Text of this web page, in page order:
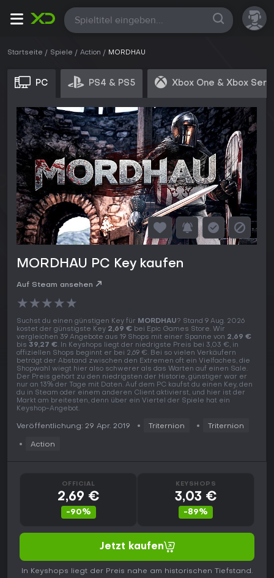
Alle
Startseite Spiele Action MORDHAU
PC PS4 & PS5 Xbox One & Xbox
MORDHAU PC Key kaufen
Auf Steam ansehen
★★★★★
Suchst du einen günstigen Key für MORDHAU? Stand 9 Aug. 2026
kostet der günstigste Key 2,69 € bei Epic Games Store. Wir
vergleichen 39 Angebote aus 19 Shops mit einer Spanne von 2,69 €
bis 39,27 €. In Keyshops liegt der niedrigste Preis bei 3,03 €, in
offiziellen Shops beginnt er bei 2,69 €. Bei so vielen Verkäufern
beträgt der Abstand zwischen den Extremen oft ein Vielfaches, die
Shopwahl wiegt hier also schwerer als das Warten auf einen Sale.
Der Preis gehört zu den niedrigsten der Historie, günstiger war er
nur an 13% der Tage mit Daten. Auf dem PC kaufst du einen Key, den
du in Steam oder einem anderen Client aktivierst, und hier ist der
Markt am breitesten, denn über ein Viertel der Spiele hat ein
Keyshop-Angebot.
Veröffentlichung: 29 Apr. 2019 Triternion Triternion
Action
OFFICIAL
2,69 €
-90%
KEYSHOPS
3,03 €
-89%
Jetzt kaufen
In Keyshops liegt der Preis nahe am historischen Tiefstand.